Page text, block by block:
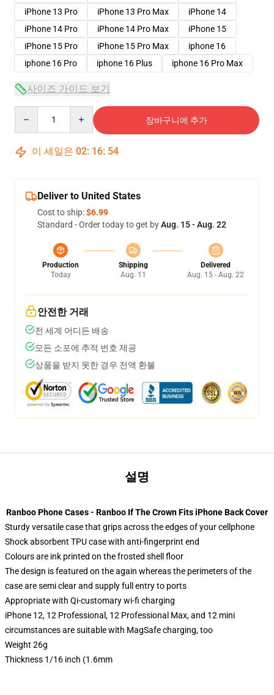
iPhone 13 Pro
iPhone 13 Pro Max
iPhone 14
iPhone 14 Pro
iPhone 14 Pro Max
iPhone 15
iPhone 15 Pro
iPhone 15 Pro Max
iphone 16
iphone 16 Pro
iphone 16 Plus iphone 16 Pro Max
사이즈 가이드 보기
장바구니에 추가
이 세일은 02: 16: 53
Deliver to United States
Cost to ship:$6.99
Standard - Order today to get byAug. 15 - Aug. 22
Production
Today
Shipping
Aug. 11
Delivered
Aug. 15 - Aug. 22
안전한 거래
전 세계 어디든 배송
모든 소포에 추적 번호 제공
상품을 받지 못한 경우 전액 환불
설명
Ranboo Phone Cases - Ranboo If The Crown Fits iPhone Back Cover
Sturdy versatile case that grips across the edges of your cellphone
Shock absorbent TPU case with anti-fingerprint end
Colours are ink printed on the frosted shell floor
The design is featured on the again whereas the perimeters of the
case are semi clear and supply full entry to ports
Appropriate with Qi-customary wi-fi charging
iPhone 12, 12 Professional, 12 Professional Max, and 12 mini
circumstances are suitable with MagSafe charging, too
Weight 26g
Thickness 1/16 inch (1.6mm